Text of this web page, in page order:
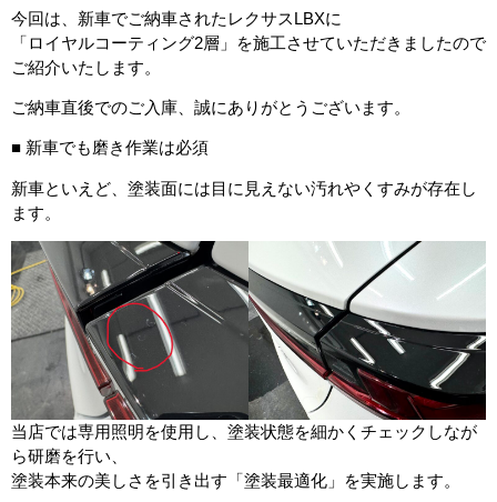
今回は、新車でご納車されたレクサスLBXに
「ロイヤルコーティング2層」を施工させていただきましたので
ご紹介いたします。
ご納車直後でのご入庫、誠にありがとうございます。
■ 新車でも磨き作業は必須
新車といえど、塗装面には目に見えない汚れやくすみが存在し
ます。
当店では専用照明を使用し、塗装状態を細かくチェックしなが
ら研磨を行い、
塗装本来の美しさを引き出す「塗装最適化」を実施します。